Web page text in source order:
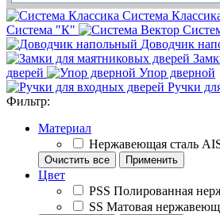
Система
Система "К"
Доводчик
дверей
Упор дверной
Ручки
Фильтр:
Материал
Нержавеющая сталь
Очистить все Применить
Цвет
PSS Полированная
SS Матовая